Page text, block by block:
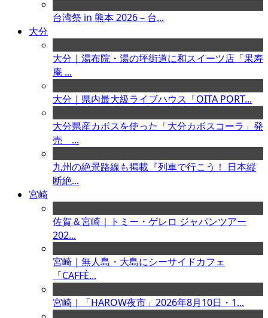
台湾祭 in 熊本 2026 – 台...
大分
大分｜湯布院・湯の坪街道に和スイーツ店「果寿
庵 ...
大分｜県内最大級ライブハウス「OITA PORT...
大分県産カボスを使った「大分カボスコーラ」発
売 ...
九州の絶景路線も掲載『列車で行こう！ 日本縦
断絶...
宮崎
佐賀＆宮崎｜トミー・ゲレロ ジャパンツアー
202...
宮崎｜無人島・大島にシーサイドカフェ
「CAFFÈ...
宮崎｜「HAROW夜市」2026年8月10日・1...